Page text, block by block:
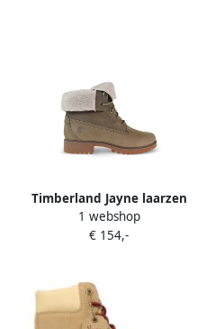
Timberland Jayne laarzen
met omslag Beige
1 webshop
€ 154,-